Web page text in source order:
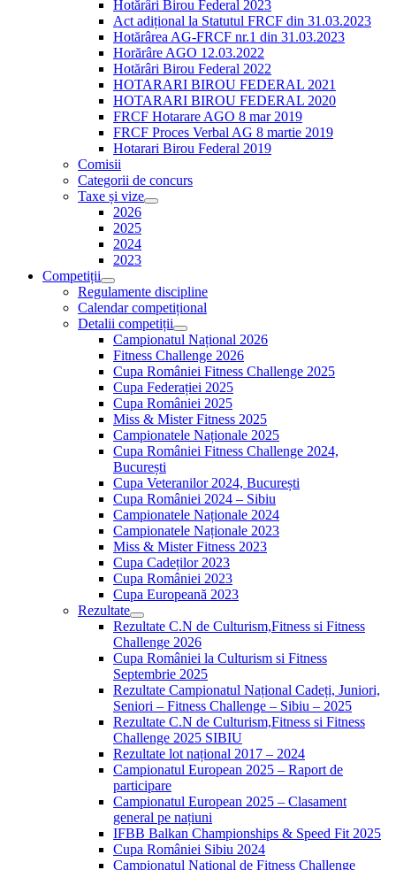
Hotărâri Birou Federal 2023
Act adițional la Statutul FRCF din 31.03.2023
Hotărârea AG-FRCF nr.1 din 31.03.2023
Horărâre AGO 12.03.2022
Hotărâri Birou Federal 2022
HOTARARI BIROU FEDERAL 2021
HOTARARI BIROU FEDERAL 2020
FRCF Hotarare AGO 8 mar 2019
FRCF Proces Verbal AG 8 martie 2019
Hotarari Birou Federal 2019
Comisii
Categorii de concurs
Taxe și vize
2026
2025
2024
2023
Competiții
Regulamente discipline
Calendar competițional
Detalii competiții
Campionatul Național 2026
Fitness Challenge 2026
Cupa României Fitness Challenge 2025
Cupa Federației 2025
Cupa României 2025
Miss & Mister Fitness 2025
Campionatele Naționale 2025
Cupa României Fitness Challenge 2024,
București
Cupa Veteranilor 2024, București
Cupa României 2024 – Sibiu
Campionatele Naționale 2024
Campionatele Naționale 2023
Miss & Mister Fitness 2023
Cupa Cadeților 2023
Cupa României 2023
Cupa Europeană 2023
Rezultate
Rezultate C.N de Culturism,Fitness si Fitness
Challenge 2026
Cupa României la Culturism si Fitness
Septembrie 2025
Rezultate Campionatul Național Cadeți, Juniori,
Seniori – Fitness Challenge – Sibiu – 2025
Rezultate C.N de Culturism,Fitness si Fitness
Challenge 2025 SIBIU
Rezultate lot național 2017 – 2024
Campionatul European 2025 – Raport de
participare
Campionatul European 2025 – Clasament
general pe națiuni
IFBB Balkan Championships & Speed Fit 2025
Cupa României Sibiu 2024
Campionatul Național de Fitness Challenge